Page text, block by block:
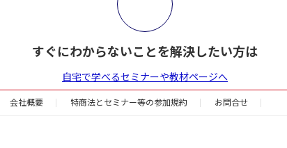
すぐにわからないことを解決したい方は
自宅で学べるセミナーや教材ページへ
会社概要 特商法とセミナー等の参加規約 お問合せ